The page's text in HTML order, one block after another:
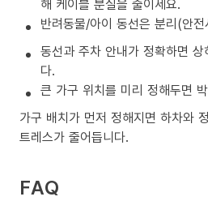
해 케이블 분실을 줄이세요.
반려동물/아이 동선은 분리(안
동선과 주차 안내가 정확하면
다.
큰 가구 위치를 미리 정해두면
가구 배치가 먼저 정해지면 하차와
트레스가 줄어듭니다.
FAQ